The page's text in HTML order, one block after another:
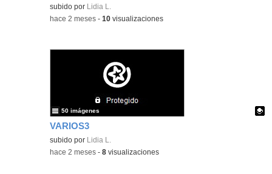
Contenido educativo.
subido por Lidia L.
-hace 2 meses -10 visualizaciones
VARIOS3
Contenido educativo.
subido por Lidia L.
50 imágenes
-hace 2 meses -8 visualizaciones